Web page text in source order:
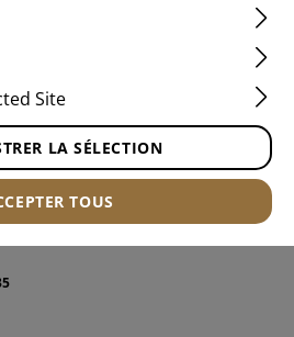
Site
LA SÉLECTION
TOUS